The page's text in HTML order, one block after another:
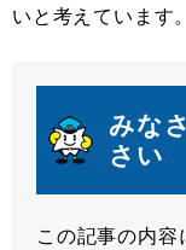
いと考えています
みな
さい
満
この記事の内